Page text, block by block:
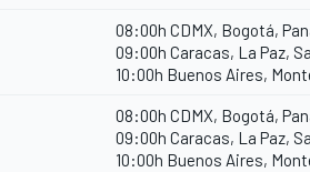
08:00h CDMX, Bogotá,
09:00h Caracas, La Paz,
10:00h Buenos Aires,
08:00h CDMX, Bogotá,
09:00h Caracas, La Paz,
10:00h Buenos Aires,